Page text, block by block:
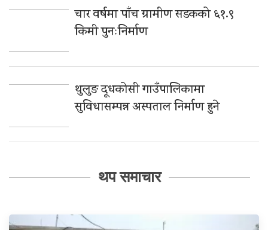
चार वर्षमा पाँच ग्रामीण सडकको ६१.९
किमी पुनःनिर्माण
थुलुङ दूधकोसी गाउँपालिकामा
सुविधासम्पन्न अस्पताल निर्माण हुने
थप समाचार